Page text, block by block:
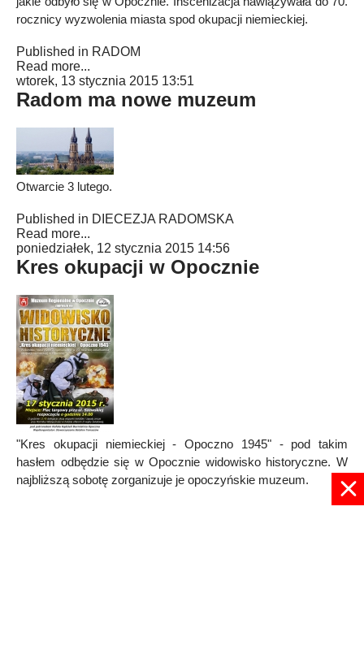
rocznicy wyzwolenia miasta spod okupacji niemieckiej.
Published in RADOM
Read more...
wtorek, 13 stycznia 2015 13:51
Radom ma nowe muzeum
Otwarcie 3 lutego.
Published in DIECEZJA RADOMSKA
Read more...
poniedziałek, 12 stycznia 2015 14:56
Kres okupacji w Opocznie
"Kres okupacji niemieckiej - Opoczno 1945" - pod takim
hasłem odbędzie się w Opocznie widowisko historyczne. W
najbliższą sobotę zorganizuje je opoczyńskie muzeum.